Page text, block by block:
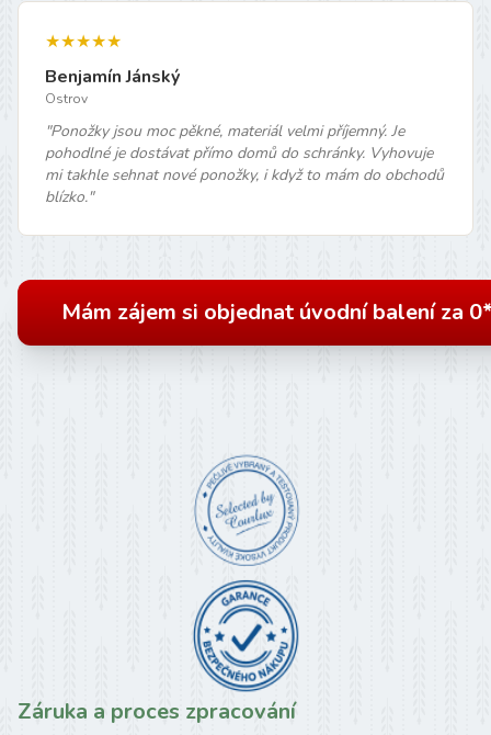
★★★★★
Benjamín Jánský
Ostrov
"Ponožky jsou moc pěkné, materiál velmi příjemný. Je
pohodlné je dostávat přímo domů do schránky. Vyhovuje
mi takhle sehnat nové ponožky, i když to mám do obchodů
blízko."
Mám zájem si objednat úvodní balení za
Záruka a proces zpracování